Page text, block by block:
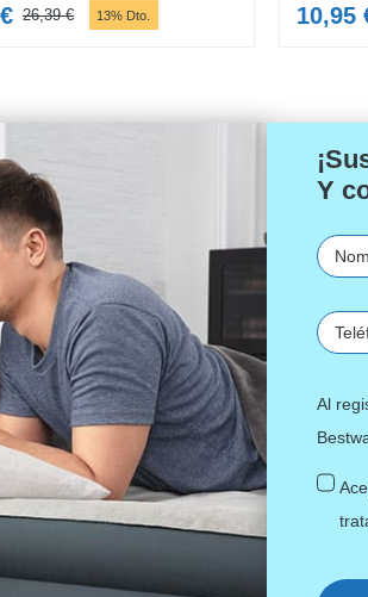
26,39€El
era:
€
El
es:
13% Dto. 10,95
Y
Al